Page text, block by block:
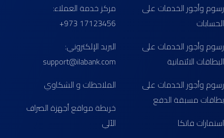
رسوم وأجور الخدمات على
الحسابات
رسوم وأجور الخدمات على
البطاقات الائتمانية
رسوم وأجور الخدمات على
بطاقات مسبقة الدفع
استمارات فاتكا
مركز خدمة العملاء:
17123456 973+
البريد الإلكتروني:
support@ilabank.com
الملاحظات و الشكاوي
خريطة مواقع أجهزة الصراف
الآلي